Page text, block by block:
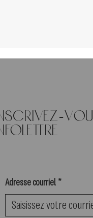
Adresse courriel *